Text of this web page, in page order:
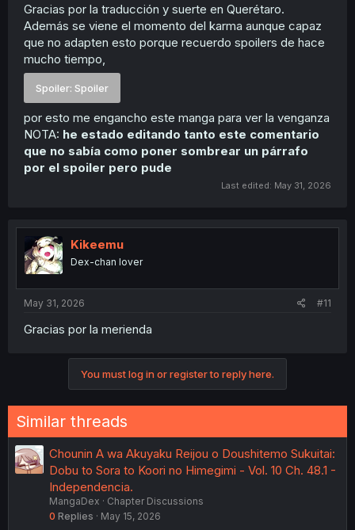
Gracias por la traducción y suerte en Querétaro.
Además se viene el momento del karma aunque capaz
que no adapten esto porque recuerdo spoilers de hace
mucho tiempo,
Spoiler: Spoiler
por esto me engancho este manga para ver la venganza
NOTA: he estado editando tanto este comentario
que no sabía como poner sombrear un párrafo
por el spoiler pero pude
Last edited: May 31, 2026
Kikeemu
Dex-chan lover
May 31, 2026 #11
Gracias por la merienda
You must log in or register to reply here.
Similar threads
Chounin A wa Akuyaku Reijou o Doushitemo Sukuitai:
Dobu to Sora to Koori no Himegimi - Vol. 10 Ch. 48.1 -
Independencia.
MangaDex
Chapter Discussions
0 Replies May 15, 2026